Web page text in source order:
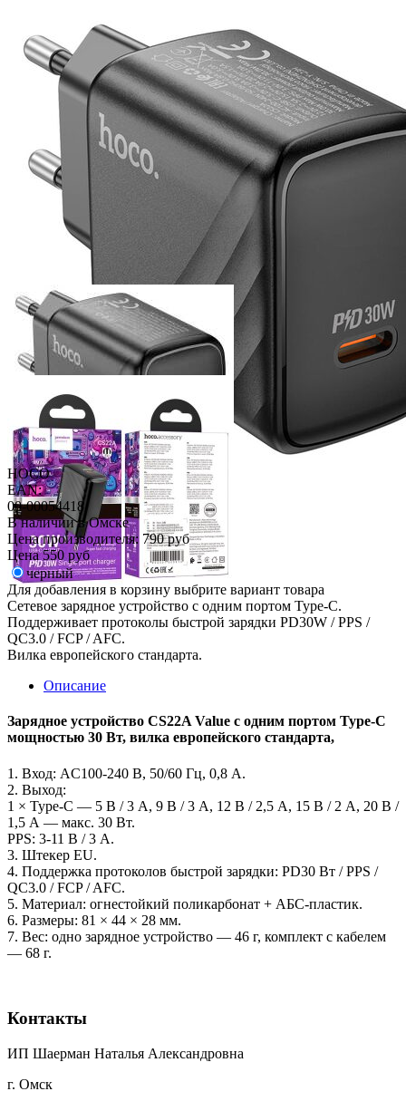
HOCO
EAN:
00-00054418
В наличии в Омске
Цена производителя: 790 руб
Цена550 руб
черный
Для добавления в корзину выбрите вариант товара
Сетевое зарядное устройство с одним портом Type-C.
Поддерживает протоколы быстрой зарядки PD30W / PPS /
QC3.0 / FCP / AFC.
Вилка европейского стандарта.
Описание
Зарядное устройство CS22A Value с одним портом Type-C
мощностью 30 Вт, вилка европейского стандарта,
1. Вход: AC100-240 В, 50/60 Гц, 0,8 А.
2. Выход:
1 × Type-C — 5 В / 3 А, 9 В / 3 А, 12 В / 2,5 А, 15 В / 2 А, 20 В /
1,5 А — макс. 30 Вт.
PPS: 3-11 В / 3 А.
3. Штекер EU.
4. Поддержка протоколов быстрой зарядки: PD30 Вт / PPS /
QC3.0 / FCP / AFC.
5. Материал: огнестойкий поликарбонат + АБС-пластик.
6. Размеры: 81 × 44 × 28 мм.
7. Вес: одно зарядное устройство — 46 г, комплект с кабелем
— 68 г.
Контакты
ИП Шаерман Наталья Александровна
г. Омск